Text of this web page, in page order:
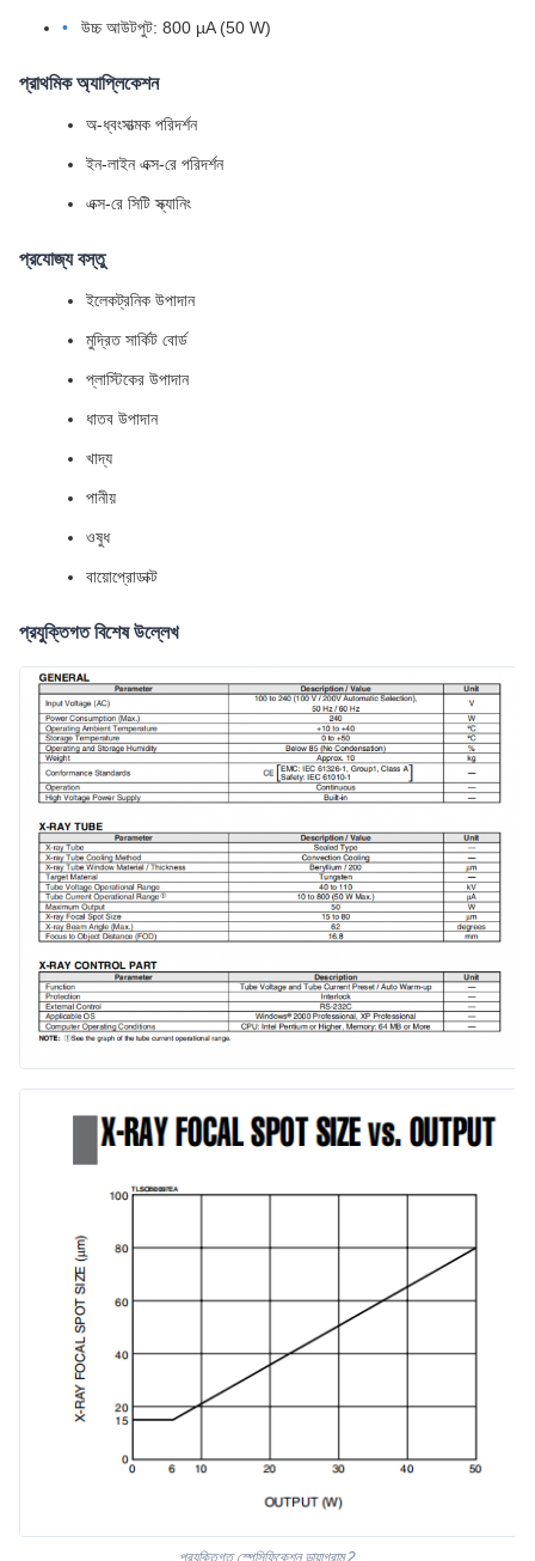
উচ্চ আউটপুট: 800 µA (50 W)
প্রাথমিক অ্যাপ্লিকেশন
অ-ধ্বংসাত্মক পরিদর্শন
ইন-লাইন এক্স-রে পরিদর্শন
এক্স-রে সিটি স্ক্যানিং
প্রযোজ্য বস্তু
ইলেকট্রনিক উপাদান
মুদ্রিত সার্কিট বোর্ড
প্লাস্টিকের উপাদান
ধাতব উপাদান
খাদ্য
পানীয়
ওষুধ
বায়োপ্রোডাক্ট
প্রযুক্তিগত বিশেষ উল্লেখ
প্রযুক্তিগত স্পেসিফিকেশন ডায়াগ্রাম 2